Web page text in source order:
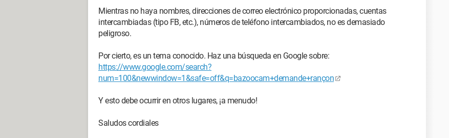
Mientras no haya nombres, direcciones de correo electrónico proporcionadas, cuentas
intercambiadas (tipo FB, etc.), números de teléfono intercambiados, no es demasiado
peligroso.
Por cierto, es un tema conocido. Haz una búsqueda en Google sobre:
https://www.google.com/search?
num=100&newwindow=1&safe=off&q=bazoocam+demande+rançon
Y esto debe ocurrir en otros lugares, ¡a menudo!
Saludos cordiales